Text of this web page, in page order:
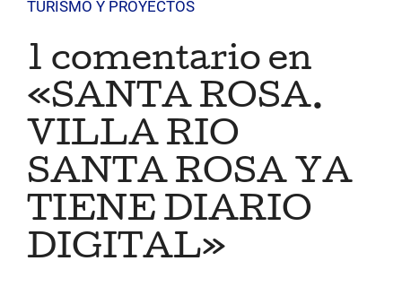
TURISMO Y PROYECTOS
1 comentario en
«SANTA ROSA.
VILLA RIO
SANTA ROSA YA
TIENE DIARIO
DIGITAL»